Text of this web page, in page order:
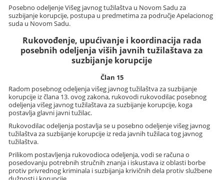
Posebno odeljenje Višeg javnog tužilaštva u Novom Sadu za
suzbijanje korupcije, postupa u predmetima za područje Apelacionog
suda u Novom Sadu.
Rukovođenje, upućivanje i koordinacija rada
posebnih odeljenja viših javnih tužilaštava za
suzbijanje korupcije
Član 15
Radom posebnog odeljenja višeg javnog tužilaštva za suzbijanje
korupcije iz člana 13. ovog zakona, rukovodi rukovodilac posebnog
odeljenja višeg javnog tužilaštava za suzbijanje korupcije, koga
postavlja glavni javni tužilac.
Rukovodilac odeljenja postavlja se u posebno odeljenje višeg javnog
tužilaštva za suzbijanje korupcije iz reda javnih tužilaca tog javnog
tužilaštva.
Prilikom postavljenja rukovodioca odeljenja, vodi se računa o
posedovanju potrebnih stručnih znanja i iskustava iz oblasti borbe
protiv privrednog kriminala i suzbijanja krivičnih dela protiv službene